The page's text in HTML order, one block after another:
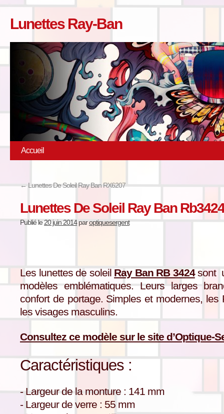
Lunettes Ray-Ban
Accueil
← Lunettes De Soleil Ray Ban RX6207
Lunettes De Soleil Ray Ban
Publié le20 juin 2014 paroptiquesergent
Les lunettes de soleil Ray Ban RB 3424sont
modèles emblématiques. Leurs larges
confort de portage. Simples et modernes, les
les visages masculins.
Consultez ce modèle sur le site d’Optique-
Caractéristiques :
- Largeur de la monture : 141 mm
- Largeur de verre : 55 mm